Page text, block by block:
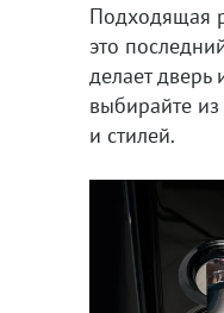
Подходящая
это
делает дверь
выбирайте
и стилей.